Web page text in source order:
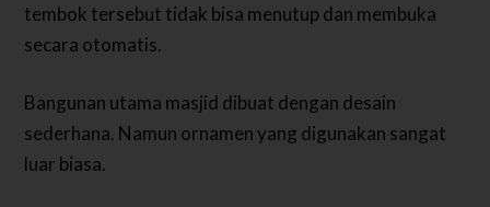
tembok tersebut tidak bisa menutup dan membuka
secara otomatis.
Bangunan utama masjid dibuat dengan desain
sederhana. Namun ornamen yang digunakan sangat
luar biasa.